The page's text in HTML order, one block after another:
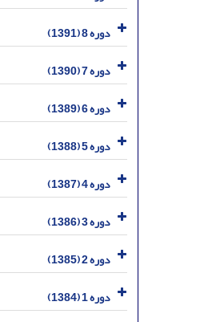
دوره 8 (1391)
دوره 7 (1390)
دوره 6 (1389)
دوره 5 (1388)
دوره 4 (1387)
دوره 3 (1386)
دوره 2 (1385)
دوره 1 (1384)